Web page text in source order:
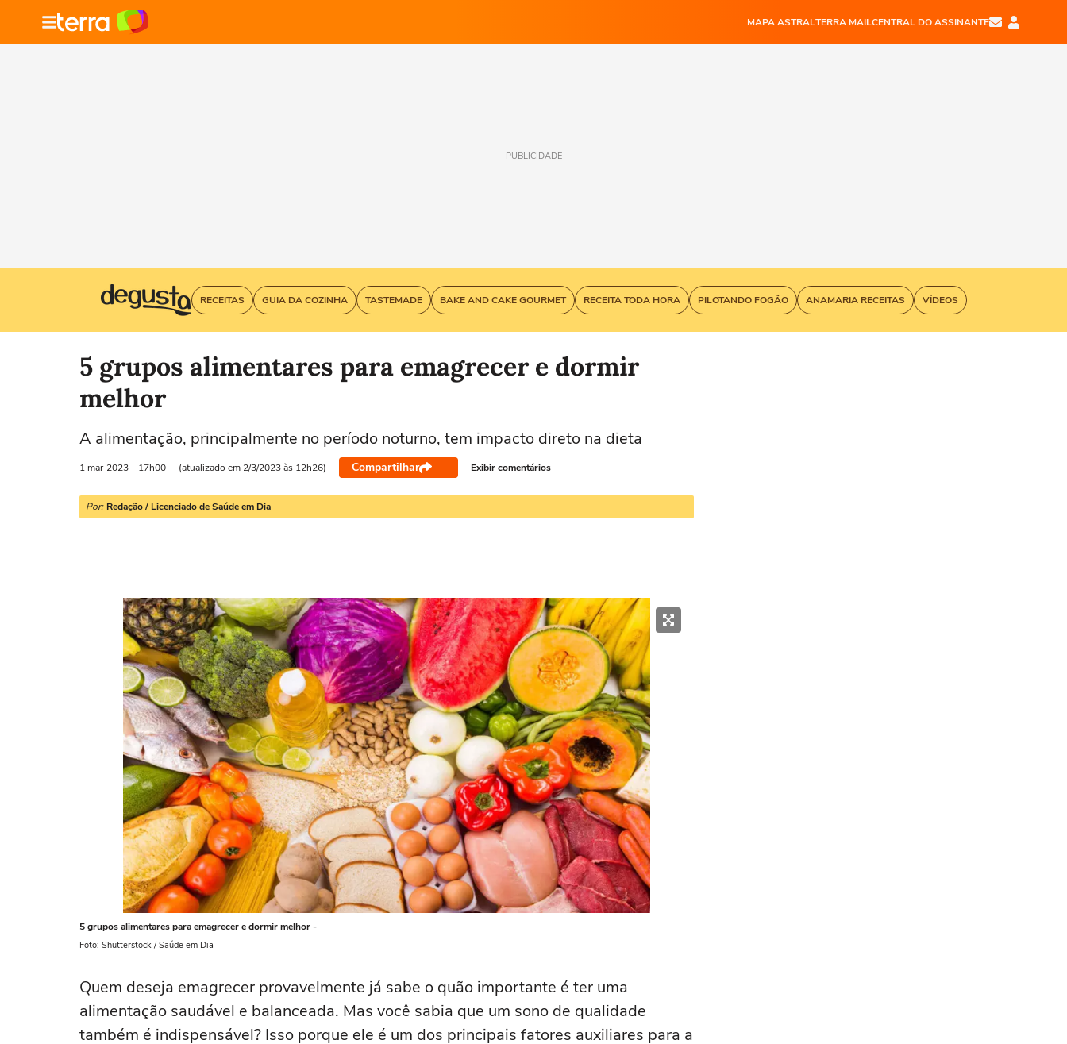
MAPA ASTRALTERRA MAILCENTRAL DO ASSINANTE
PUBLICIDADE
RECEITAS GUIA DA COZINHA TASTEMADE BAKE AND CAKE GOURMET RECEITA TODA HORA PILOTANDO FOGÃO ANAMARIA RECEITAS VÍDEOS
5 grupos alimentares para emagrecer e dormir
melhor
A alimentação, principalmente no período noturno, tem impacto direto na dieta
1 mar 2023 - 17h00 (atualizado em 2/3/2023 às 12h26) Compartilhar Exibir comentários
Por: Redação / Licenciado de Saúde em Dia
5 grupos alimentares para emagrecer e dormir melhor -
Foto: Shutterstock / Saúde em Dia
Quem deseja emagrecer provavelmente já sabe o quão importante é ter uma
alimentação saudável e balanceada. Mas você sabia que um sono de qualidade
também é indispensável? Isso porque ele é um dos principais fatores auxiliares para a